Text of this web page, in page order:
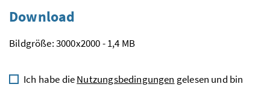
Download
Bildgröße: 3000x2000 - 1,4 MB
Ich habe dieNutzungsbedingungen gelesen und bin